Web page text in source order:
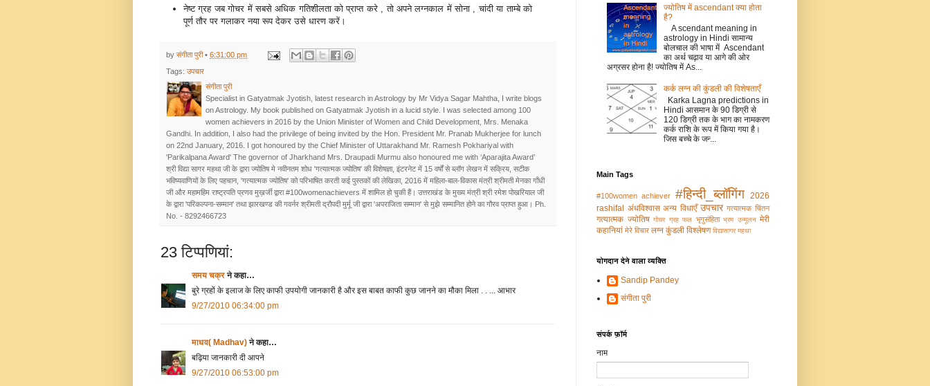
नेष्‍ट ग्रह जब गोचर में सबसे अधिक गति‍शीलता को प्राप्‍त करे , तो अपने लग्‍नकाल में सोना , चांदी या ताम्‍बे को
पूर्ण तौर पर गलाकर नया रूप देकर उसे धारण करें।
by संगीता पुरी• 6:31:00 pm
Tags: उपचार
संगीता पुरी
Specialist in Gatyatmak Jyotish, latest research in Astrology by Mr Vidya Sagar Mahtha, I write blogs
on Astrology. My book published on Gatyatmak Jyotish in a lucid style. I was selected among 100
women achievers in 2016 by the Union Minister of Women and Child Development, Mrs. Menaka
Gandhi. In addition, I also had the privilege of being invited by the Hon. President Mr. Pranab Mukherjee for lunch
on 22nd January, 2016. I got honoured by the Chief Minister of Uttarakhand Mr. Ramesh Pokhariyal with
'Parikalpana Award' The governor of Jharkhand Mrs. Draupadi Murmu also honoured me with ‘Aparajita Award’
श्री विद्या सागर महथा जी के द्वारा ज्योतिष मे नवीनतम शोध 'गत्यात्मक ज्योतिष' की विशेषज्ञा, इंटरनेट में 15 वर्षों से ब्लॉग लेखन में सक्रिय, सटीक
भविष्यवाणियों के लिए पहचान, 'गत्यात्मक ज्योतिष' को परिभाषित करती कई पुस्तकों की लेखिका, 2016 में महिला-बाल-विकास मंत्री श्रीमती मेनका गाँधी
जी और महामहिम राष्ट्रपति प्रणव मुख़र्जी द्वारा #100womenachievers में शामिल हो चुकी हैं। उत्तराखंड के मुख्य मंत्री श्री रमेश पोखरियाल जी
के द्वारा 'परिकल्पना-सम्मान' तथा झारखण्ड की गवर्नर श्रीमती द्रौपदी मुर्मू जी द्वारा 'अपराजिता सम्मान' से मुझे सम्मानित होने का गौरव प्राप्त हुआ। Ph.
No. - 8292466723
23 टिप्‍पणियां:
समय चक्र ने कहा…
बुरे ग्रहों के इलाज के लिए काफी उपयोगी जानकारी है और इस बाबत काफी कुछ जानने का मौका मिला . . ... आभार
9/27/2010 06:34:00 pm
माधव( Madhav) ने कहा…
बढ़िया जानकारी दी आपने
9/27/2010 06:53:00 pm
ज्योतिष में ascendant क्या होता
है?
A scendant meaning in
astrology in Hindi सामान्य
बोलचाल की भाषा में Ascendant
का अर्थ चढ़ाव या आगे की ओर
अग्रसर होना है! ज्योतिष में As...
कर्क लग्‍न की कुंडली की विशेषताएँ
Karka Lagna predictions in
Hindi आसमान के 90 डिग्री से
120 डिग्री तक के भाग का नामकरण
कर्क राशि के रूप में किया गया है।
जिस बच्‍चे के जन्‍...
Main Tags
#100women achiever #हिन्दी_ब्लॉगिंग 2026
rashifal अंधविश्वास अन्य विधाएँ उपचार गत्‍यात्‍मक चिंतन
गत्‍यात्‍मक ज्‍योतिष गोचर ग्रह फल भृगुसंहिता भ्रम उन्‍मूलन मेरी
कहानियां मेरे विचार लग्न कुंडली विश्लेषण विद्यासागर महथा
योगदान देने वाला व्यक्ति
Sandip Pandey
संगीता पुरी
संपर्क फ़ॉर्म
नाम